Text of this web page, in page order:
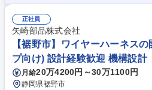
正社員
矢崎部品株式会社
【裾野市】ワイヤーハーネス
プ向け) 設計経験歓迎 機構設計
月給20万4200円～30万1100円
静岡県裾野市